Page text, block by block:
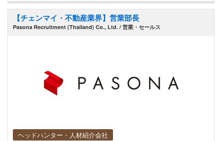
等） 管理委託会社・メンテナンス業者との折衝・
品質管理 長期修繕計画の策定支援および予算管理
3. テナント・入居者リレーション 入居者・テナン
提案・推進 4. リーシング（空室対策） 空室状況
の把握と入居促進施策の立案・実行 仲介会社・エ
支管理・レポーティング 担当物件の収支管理（予
【チェンマイ・不動産業界】営業部長
Pasona Recruitment (Thailand) Co., Ltd. / 営業・セールス
ヘッドハンター・人材紹介会社